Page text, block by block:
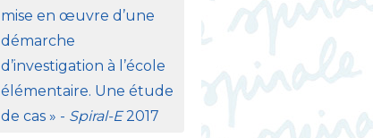
mise en œuvre d’une
démarche
d’investigation à l’école
élémentaire. Une étude
de cas » - Spiral-E2017